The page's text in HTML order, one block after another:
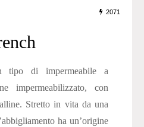
2071
di impermeabile a
impermeabilizzato, con
Stretto in vita da una
ha un’origine